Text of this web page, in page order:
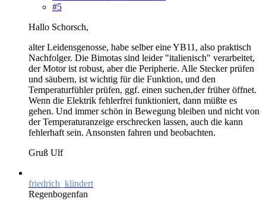
#5
Hallo Schorsch,
alter Leidensgenosse, habe selber eine YB11, also praktisch
Nachfolger. Die Bimotas sind leider "italienisch" verarbeitet,
der Motor ist robust, aber die Peripherie. Alle Stecker prüfen
und säubern, ist wichtig für die Funktion, und den
Temperaturfühler prüfen, ggf. einen suchen,der früher öffnet.
Wenn die Elektrik fehlerfrei funktioniert, dann müßte es
gehen. Und immer schön in Bewegung bleiben und nicht von
der Temperaturanzeige erschrecken lassen, auch die kann
fehlerhaft sein. Ansonsten fahren und beobachten.
Gruß Ulf
friedrich_klindert
Regenbogenfan